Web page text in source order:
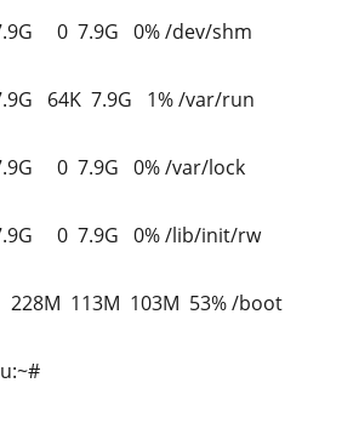
07.9G 0% /dev/shm
64K7.9G 1% /var/run
07.9G 0% /var/lock
07.9G 0% /lib/init/rw
228M 113M 103M 53% /boot